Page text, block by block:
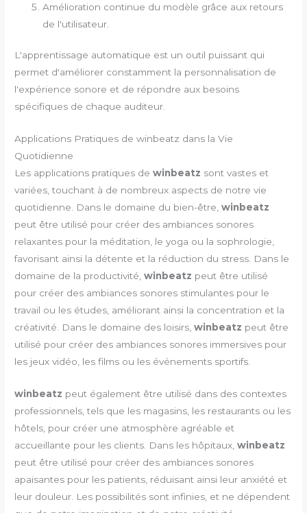
Amélioration continue du modèle grâce aux retours
de l'utilisateur.
L'apprentissage automatique est un outil puissant qui
permet d'améliorer constamment la personnalisation de
l'expérience sonore et de répondre aux besoins
spécifiques de chaque auditeur.
Applications Pratiques de winbeatz dans la Vie
Quotidienne
Les applications pratiques dewinbeatz sont vastes et
variées, touchant à de nombreux aspects de notre vie
quotidienne. Dans le domaine du bien-être,winbeatz
peut être utilisé pour créer des ambiances sonores
relaxantes pour la méditation, le yoga ou la sophrologie,
favorisant ainsi la détente et la réduction du stress. Dans le
domaine de la productivité,winbeatz peut être utilisé
pour créer des ambiances sonores stimulantes pour le
travail ou les études, améliorant ainsi la concentration et la
créativité. Dans le domaine des loisirs,winbeatz peut être
utilisé pour créer des ambiances sonores immersives pour
les jeux vidéo, les films ou les événements sportifs.
winbeatz peut également être utilisé dans des contextes
professionnels, tels que les magasins, les restaurants ou les
hôtels, pour créer une atmosphère agréable et
accueillante pour les clients. Dans les hôpitaux,winbeatz
peut être utilisé pour créer des ambiances sonores
apaisantes pour les patients, réduisant ainsi leur anxiété et
leur douleur. Les possibilités sont infinies, et ne dépendent